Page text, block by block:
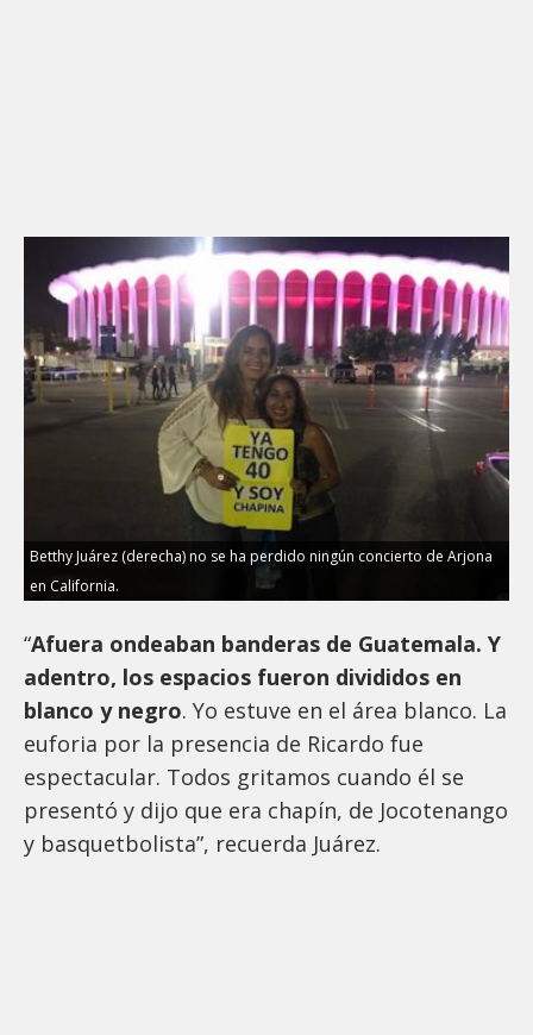
Betthy Juárez (derecha) no se ha perdido ningún concierto de Arjona
en California.
“Afuera ondeaban banderas de Guatemala. Y
adentro, los espacios fueron divididos en
blanco y negro. Yo estuve en el área blanco. La
euforia por la presencia de Ricardo fue
espectacular. Todos gritamos cuando él se
presentó y dijo que era chapín, de Jocotenango
y basquetbolista”, recuerda Juárez.